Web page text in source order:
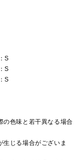
S
S
S
色味と若干異なる場合
じる場合がございま